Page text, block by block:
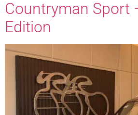
Countryman Sport
Edition